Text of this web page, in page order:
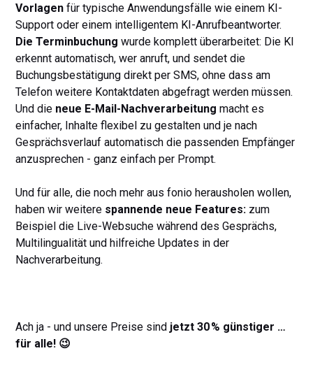
Vorlagen für typische Anwendungsfälle wie einem KI-
Support oder einem intelligentem KI-Anrufbeantworter.
Die Terminbuchungwurde komplett überarbeitet: Die KI
erkennt automatisch, wer anruft, und sendet die
Buchungsbestätigung direkt per SMS, ohne dass am
Telefon weitere Kontaktdaten abgefragt werden müssen.
Und die neue E-Mail-Nachverarbeitung macht es
einfacher, Inhalte flexibel zu gestalten und je nach
Gesprächsverlauf automatisch die passenden Empfänger
anzusprechen - ganz einfach per Prompt.
Und für alle, die noch mehr aus fonio herausholen wollen,
haben wir weitere spannende neue Features: zum
Beispiel die Live-Websuche während des Gesprächs,
Multilingualität und hilfreiche Updates in der
Nachverarbeitung.
Ach ja - und unsere Preise sind jetzt 30 % günstiger …
für alle! 😉